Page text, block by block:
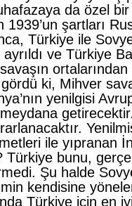
da özel
şartları
Türkiye ile
ve Türkiye
ki, Mihver
yenilgisi
ile yıpranan
Türkiye bunu,
Şu halde
kendisine
Türkiye için en